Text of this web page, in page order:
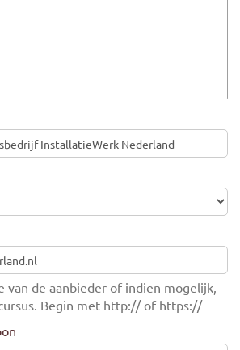
van de aanbieder of indien mogelijk,
Begin met http:// of https://